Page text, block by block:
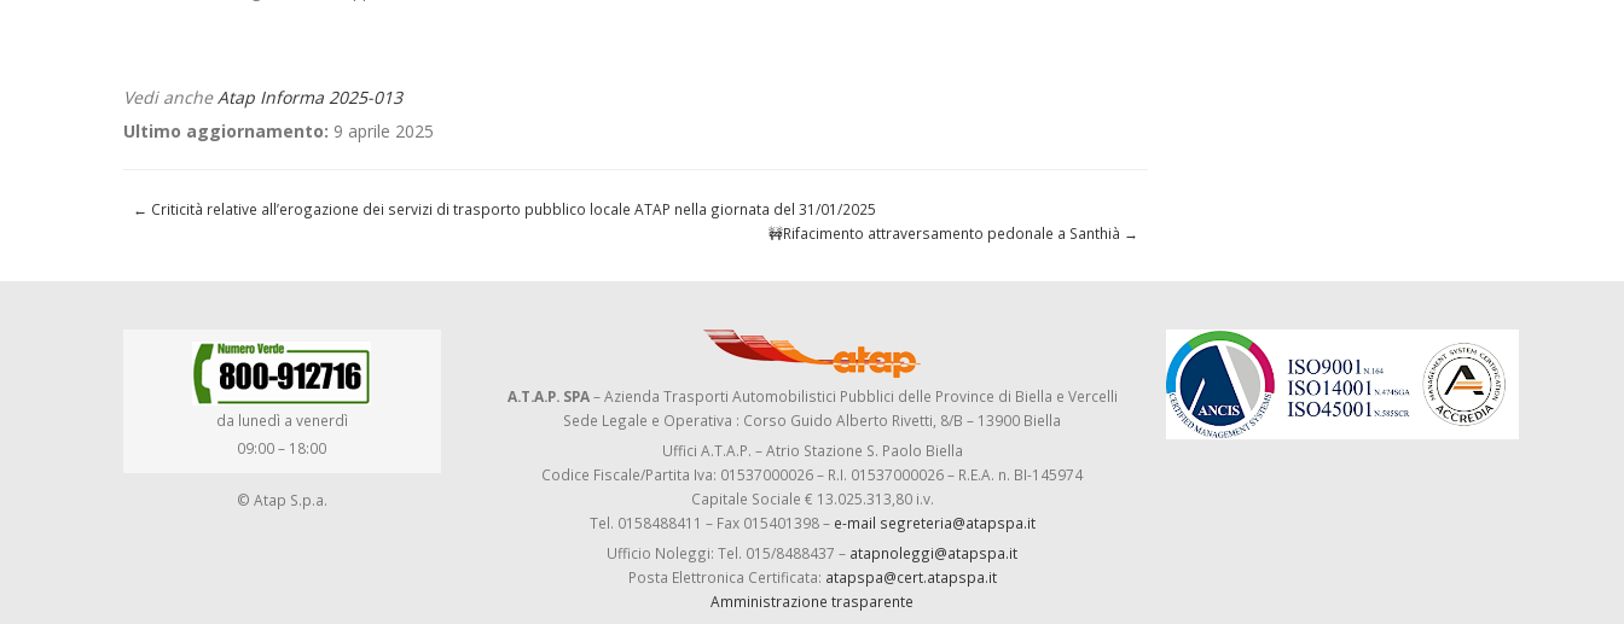
Vedi ancheAtap Informa 2025-013
Ultimo aggiornamento: 9 aprile 2025
← Criticità relative all’erogazione dei servizi di trasporto pubblico locale ATAP nella giornata del 31/01/2025
🚧Rifacimento attraversamento pedonale a Santhià →
da lunedì a venerdì
09:00 – 18:00
© Atap S.p.a.
A.T.A.P. SPA– Azienda Trasporti Automobilistici Pubblici delle Province di Biella e Vercelli
Sede Legale e Operativa : Corso Guido Alberto Rivetti, 8/B – 13900 Biella
Uffici A.T.A.P. – Atrio Stazione S. Paolo Biella
Codice Fiscale/Partita Iva: 01537000026 – R.I. 01537000026 – R.E.A. n. BI-145974
Capitale Sociale € 13.025.313,80 i.v.
Tel. 0158488411 – Fax 015401398 – e-mail segreteria@atapspa.it
Ufficio Noleggi: Tel. 015/8488437 – atapnoleggi@atapspa.it
Posta Elettronica Certificata: atapspa@cert.atapspa.it
Amministrazione trasparente